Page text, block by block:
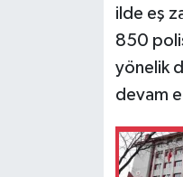
ilde eş
850
yönelik
devam